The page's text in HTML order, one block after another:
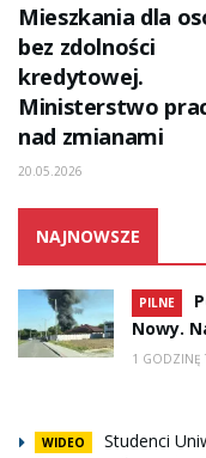
Mieszkania dla
bez zdolności
kredytowej.
Ministerstwo
nad zmianami
20.05.2026
NAJNOWSZE
PILNE
Nowy.
1 GODZINĘ
WIDEO
Studenci